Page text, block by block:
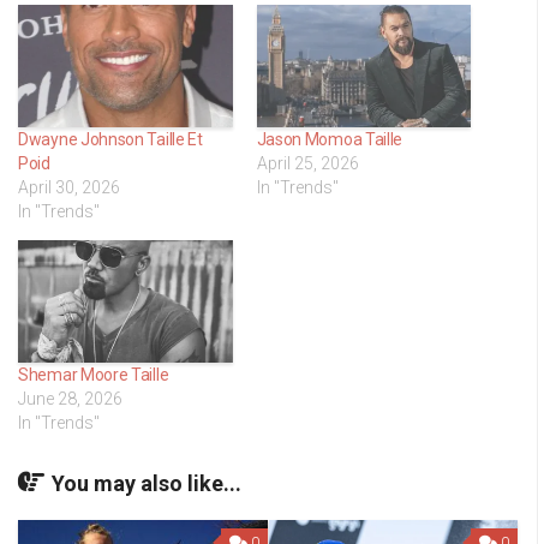
Dwayne Johnson Taille Et
Poid
April 30, 2026
In "Trends"
Jason Momoa Taille
April 25, 2026
In "Trends"
Shemar Moore Taille
June 28, 2026
In "Trends"
You may also like...